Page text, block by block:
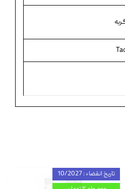
تاریخ انقضاء : 10/2027